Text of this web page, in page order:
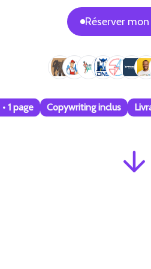
Réserver
1 page Copywriting inclus